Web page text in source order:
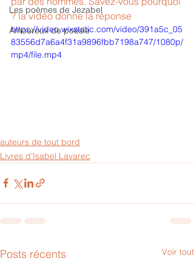
Les poèmes de Jezabel
Amoureux de poèsie
? la vidéo donne la réponse
https://video.wixstatic.com/video/391a5c_05
83556d7a6a4f31a9896fbb7198a747/1080p/
mp4/file.mp4
auteurs de tout bord
Livres d'Isabel Lavarec
Posts récents Voir tout